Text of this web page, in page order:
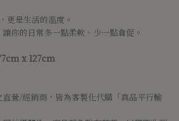
更是生活的溫度。
你的日常多一點柔軟、少一點倉促。
x 127cm
營/經銷商，皆為客製化代購「真品平行輸